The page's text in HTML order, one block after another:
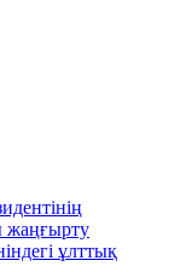
жаңғырту
ұлттық